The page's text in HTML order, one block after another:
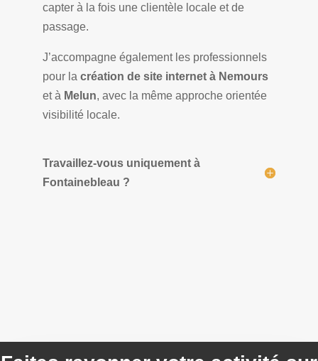
capter à la fois une clientèle locale et de
passage.
J’accompagne également les professionnels
pour la création de site internet à Nemours
et à Melun, avec la même approche orientée
visibilité locale.
Travaillez-vous uniquement à
Fontainebleau ?